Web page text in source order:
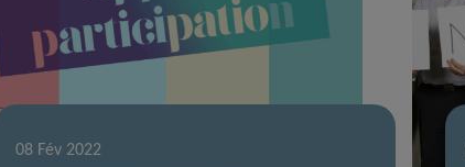
08 Fév 2022